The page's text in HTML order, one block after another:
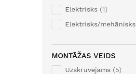
Elektrisks
1
Elektrisks/mehānisks
MONTĀŽAS VEIDS
Uzskrūvējams 5